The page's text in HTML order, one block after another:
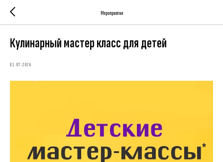
Мероприятия
Кулинарный мастер класс для детей
01.07.2026